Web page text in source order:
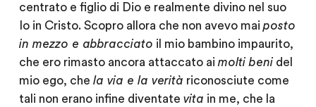
centrato e figlio di Dio e realmente divino nel suo
Io in Cristo. Scopro allora che non avevo mai posto
in mezzo e abbracciato il mio bambino impaurito,
che ero rimasto ancora attaccato ai molti benidel
mio ego, che la via e la verità riconosciute come
tali non erano infine diventate vita in me, che la